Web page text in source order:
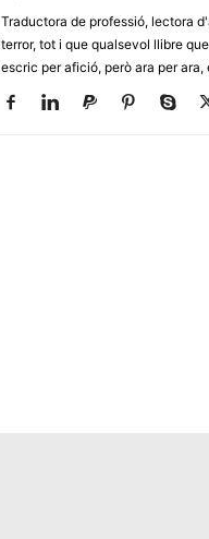
Traductora de professió, lectora
terror, tot i que qualsevol llibre
escric per afició, però ara per